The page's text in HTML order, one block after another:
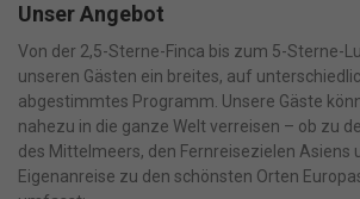
Unser Angebot
Von der 2,5-Sterne-Finca bis zum 5-Sterne-
unseren Gästen ein breites, auf
abgestimmtes Programm. Unsere Gäste
nahezu in die ganze Welt verreisen – ob zu
des Mittelmeers, den Fernreisezielen Asiens
Eigenanreise zu den schönsten Orten